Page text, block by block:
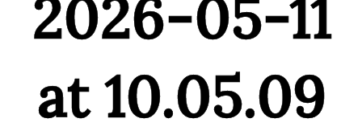
2026-05-11
at 10.05.09